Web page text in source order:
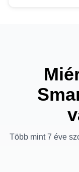
Több mint 7 éve